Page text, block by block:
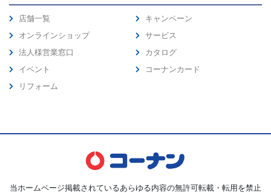
店舗一覧
オンラインショップ
法人様営業窓口
イベント
リフォーム
キャンペーン
サービス
カタログ
コーナンカード
当ホームページ掲載されているあらゆる内容の無許可転載・転用を禁止